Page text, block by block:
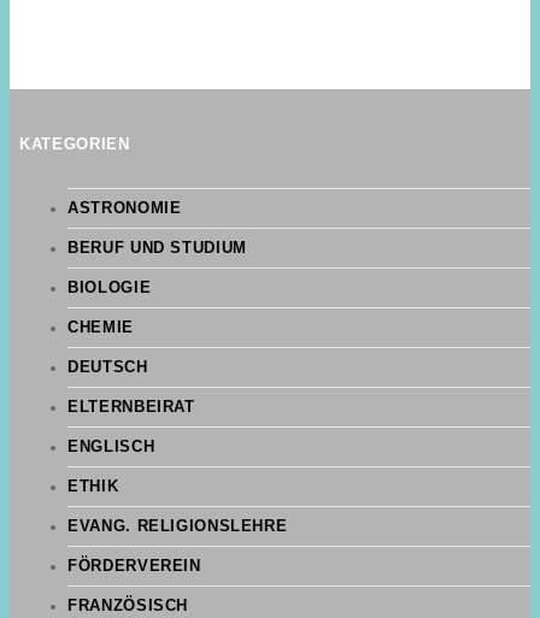
KATEGORIEN
ASTRONOMIE
BERUF UND STUDIUM
BIOLOGIE
CHEMIE
DEUTSCH
ELTERNBEIRAT
ENGLISCH
ETHIK
EVANG. RELIGIONSLEHRE
FÖRDERVEREIN
FRANZÖSISCH